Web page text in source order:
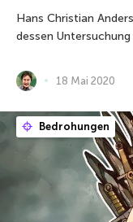
Hans Christian
dessen
18 Mai 2020
Bedrohungen